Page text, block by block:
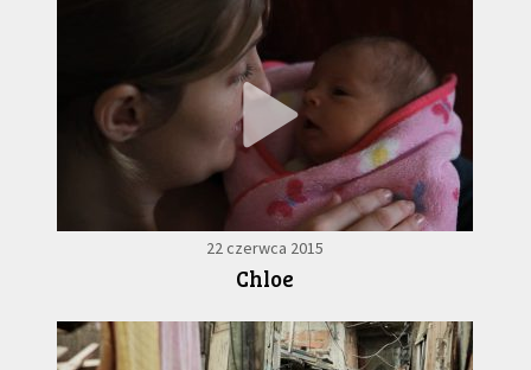
22 czerwca 2015
Chloe